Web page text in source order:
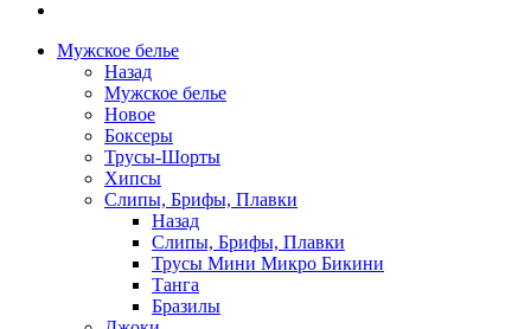
Мужское белье
Назад
Мужское белье
Новое
Боксеры
Трусы-Шорты
Хипсы
Слипы, Брифы, Плавки
Назад
Слипы, Брифы, Плавки
Трусы Мини Микро Бикини
Танга
Бразилы